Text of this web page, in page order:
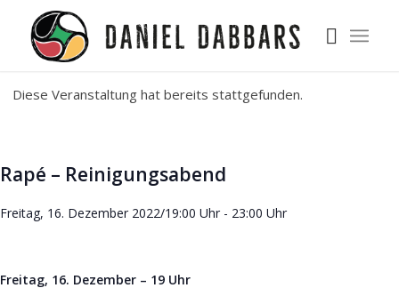
Diese Veranstaltung hat bereits stattgefunden.
Rapé – Reinigungsabend
Freitag, 16. Dezember 2022/19:00 Uhr - 23:00 Uhr
Freitag, 16. Dezember – 19 Uhr